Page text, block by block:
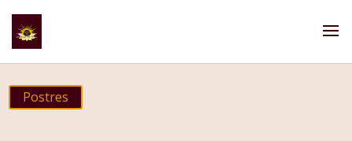
Postres